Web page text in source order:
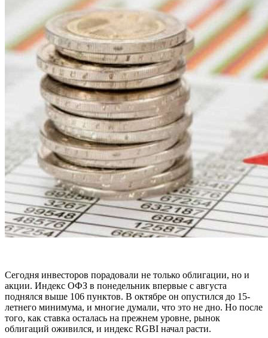
Сегодня инвесторов порадовали не только облигации, но и
акции. Индекс ОФЗ в понедельник впервые с августа
поднялся выше 106 пунктов. В октябре он опустился до 15-
летнего минимума, и многие думали, что это не дно. Но после
того, как ставка осталась на прежнем уровне, рынок
облигаций оживился, и индекс RGBI начал расти.